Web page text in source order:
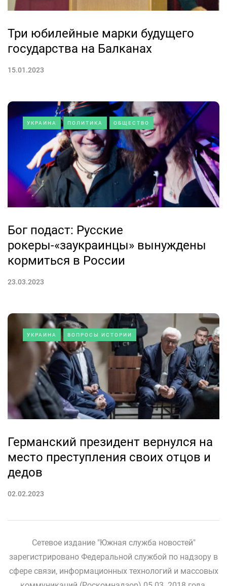
Три юбилейные марки будущего
государства на Балканах
15.01.2023
УКРАИНА ПОЛИТИКА ОБЩЕСТВО
Бог подаст: Русские
рокеры-«заукраинцы» вынуждены
кормиться в России
23.03.2023
УКРАИНА ВОПРОСЫ ИСТОРИИ
Германский президент вернулся на
место преступления своих отцов и
дедов
02.02.2023
Сетевое издание "Южная служба новостей"
зарегистрировано Федеральной службой по надзору в
сфере связи, информационных технологий и массовых